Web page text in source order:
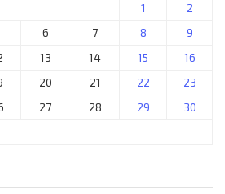
1
2
6 7 8
9
13 14 15
16
20 21 22
23
27 28 29
30